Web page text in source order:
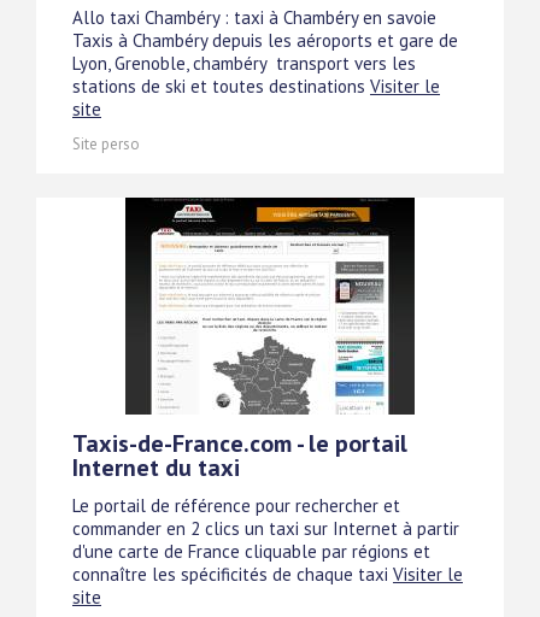
Allo taxi Chambéry : taxi à Chambéry en savoie 
Taxis à Chambéry depuis les aéroports et gare de
Lyon, Grenoble, chambéry  transport vers les
stations de ski et toutes destinations Visiter le
site
Site perso
Taxis-de-France.com - le portail
Internet du taxi
Le portail de référence pour rechercher et
commander en 2 clics un taxi sur Internet à partir
d'une carte de France cliquable par régions et
connaître les spécificités de chaque taxi Visiter le
site